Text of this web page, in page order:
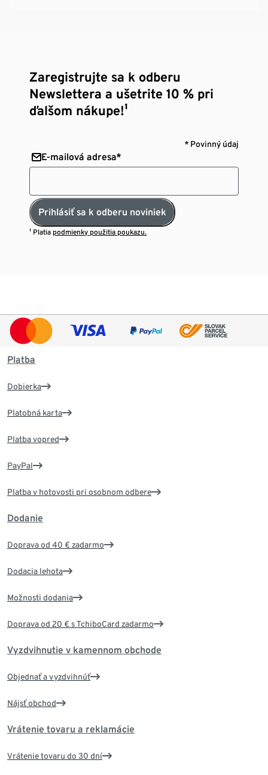
Zaregistrujte sa k odberu
Newslettera a ušetrite 10 % pri
ďalšom nákupe!¹
* Povinný údaj
E-mailová adresa*
Prihlásiť sa k odberu noviniek
¹ Platia podmienky použitia poukazu.
Platba
Dobierka
Platobná karta
Platba vopred
PayPal
Platba v hotovosti pri osobnom odbere
Dodanie
Doprava od 40 € zadarmo
Dodacia lehota
Možnosti dodania
Doprava od 20 € s TchiboCard zadarmo
Vyzdvihnutie v kamennom obchode
Objednať a vyzdvihnúť
Nájsť obchod
Vrátenie tovaru a reklamácie
Vrátenie tovaru do 30 dní